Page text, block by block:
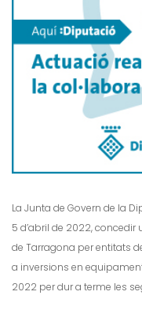
La Junta de Govern de la
5 d’abril de 2022, concedir
de Tarragona per entitats
a inversions en
2022 per dur a terme les